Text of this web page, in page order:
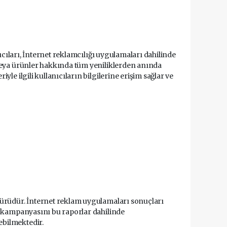
İnternet reklamcılığı uygulamaları dahilinde
ürünler hakkında tüm yeniliklerden anında
ilgili kullanıcıların bilgilerine erişim sağlar ve
İnternet reklam uygulamaları sonuçları
bu raporlar dahilinde